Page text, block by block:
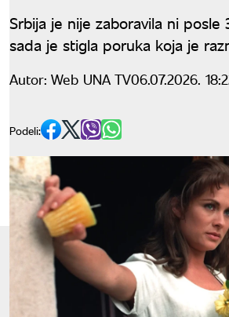
Srbija je nije zaboravila ni posle
sada je stigla poruka koja je
Autor: Web UNA TV06.07.2026.
Podeli: